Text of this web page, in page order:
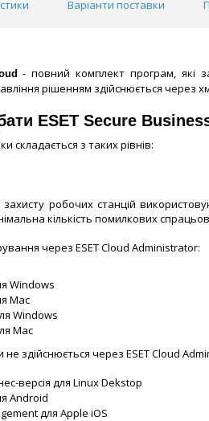
Варіанти поставки
- повний комплект програм, які
рішенням здійснюється
ESET Secure
складається з таких рівнів:
захисту робочих станцій
кількість помилкових
через ESET Cloud Administrator:
Windows
Mac
Windows
Mac
здійснюється через ESET Cloud
версія для Linux Dekstop
Android
для Apple iOS